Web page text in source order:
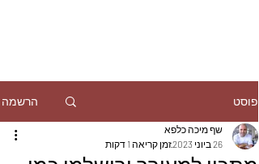
פוסט הרשמה
שף מיכה כלפא
26 ביוני 2023
זמן קריאה 1 דקות